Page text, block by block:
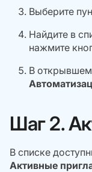
Выберите
Найдите в
нажмите
В
Шаг 2.
В списке
Активные